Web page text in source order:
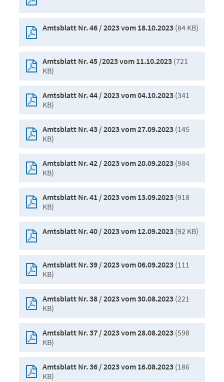
Amtsblatt Nr. 46 / 2023 vom 18.10.2023(84 KB)
Amtsblatt Nr. 45 /2023 vom 11.10.2023(721
KB)
Amtsblatt Nr. 44 / 2023 vom 04.10.2023(341
KB)
Amtsblatt Nr. 43 / 2023 vom 27.09.2023(145
KB)
Amtsblatt Nr. 42 / 2023 vom 20.09.2023(984
KB)
Amtsblatt Nr. 41 / 2023 vom 13.09.2023(918
KB)
Amtsblatt Nr. 40 / 2023 vom 12.09.2023(92 KB)
Amtsblatt Nr. 39 / 2023 vom 06.09.2023(111
KB)
Amtsblatt Nr. 38 / 2023 vom 30.08.2023(221
KB)
Amtsblatt Nr. 37 / 2023 vom 28.08.2023(598
KB)
Amtsblatt Nr. 36 / 2023 vom 16.08.2023(186
KB)